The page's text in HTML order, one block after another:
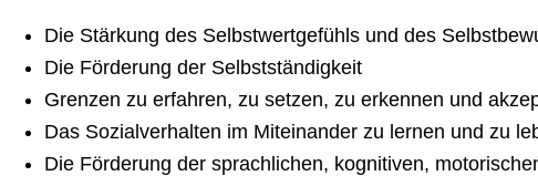
Die Stärkung des Selbstwertgefühls und des
Die Förderung der Selbstständigkeit
Grenzen zu erfahren, zu setzen, zu erkennen und
Das Sozialverhalten im Miteinander zu lernen und zu
Die Förderung der sprachlichen, kognitiven,